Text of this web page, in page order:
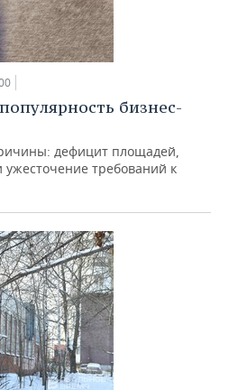
бизнес-
дефицит площадей,
требований к